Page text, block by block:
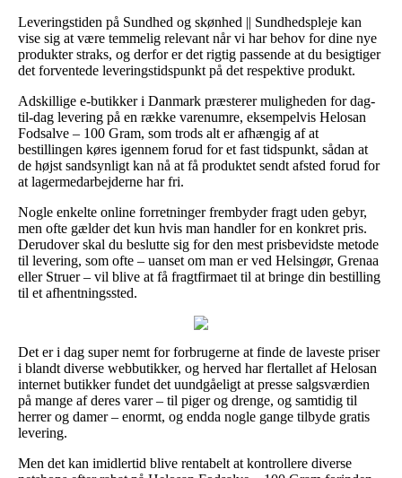
Leveringstiden på Sundhed og skønhed || Sundhedspleje kan
vise sig at være temmelig relevant når vi har behov for dine nye
produkter straks, og derfor er det rigtig passende at du besigtiger
det forventede leveringstidspunkt på det respektive produkt.
Adskillige e-butikker i Danmark præsterer muligheden for dag-
til-dag levering på en række varenumre, eksempelvis Helosan
Fodsalve – 100 Gram, som trods alt er afhængig af at
bestillingen køres igennem forud for et fast tidspunkt, sådan at
de højst sandsynligt kan nå at få produktet sendt afsted forud for
at lagermedarbejderne har fri.
Nogle enkelte online forretninger frembyder fragt uden gebyr,
men ofte gælder det kun hvis man handler for en konkret pris.
Derudover skal du beslutte sig for den mest prisbevidste metode
til levering, som ofte – uanset om man er ved Helsingør, Grenaa
eller Struer – vil blive at få fragtfirmaet til at bringe din bestilling
til et afhentningssted.
Det er i dag super nemt for forbrugerne at finde de laveste priser
i blandt diverse webbutikker, og herved har flertallet af Helosan
internet butikker fundet det uundgåeligt at presse salgsværdien
på mange af deres varer – til piger og drenge, og samtidig til
herrer og damer – enormt, og endda nogle gange tilbyde gratis
levering.
Men det kan imidlertid blive rentabelt at kontrollere diverse